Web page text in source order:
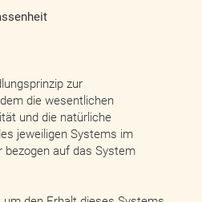
zur
die wesentlichen
und die natürliche
jeweiligen Systems im
bezogen auf das System